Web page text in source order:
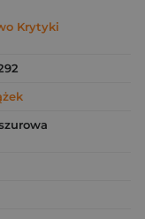
Krytyki